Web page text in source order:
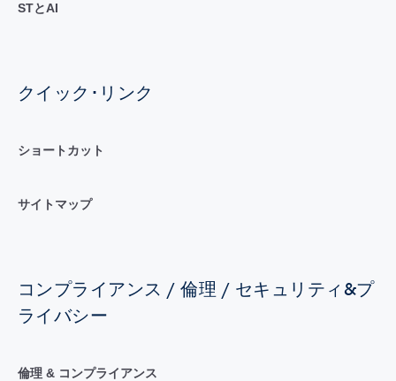
STとAI
クイック･リンク
ショートカット
サイトマップ
コンプライアンス / 倫理 / セキュリティ&プ
ライバシー
倫理 & コンプライアンス